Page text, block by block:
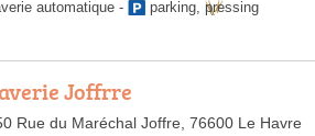
automatique - parking, pressing
Joffrre
Rue du Maréchal Joffre, 76600 Le Havre